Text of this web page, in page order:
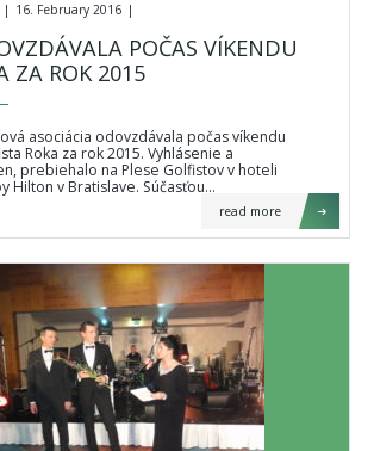
| 16. February 2016 |
POČAS VÍKENDU
ZA ROK 2015
asociácia odovzdávala počas víkendu
Roka za rok 2015. Vyhlásenie a
prebiehalo na Plese Golfistov v hoteli
Hilton v Bratislave. Súčasťou…
read more